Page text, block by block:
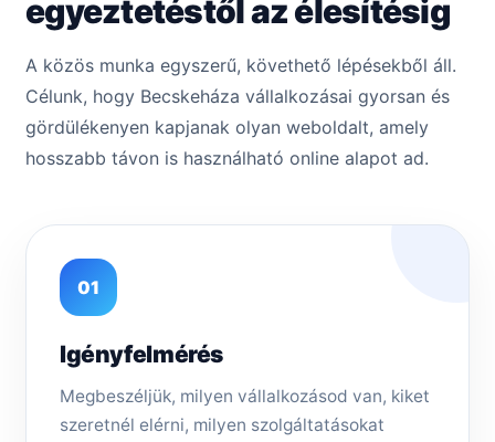
egyeztetéstől az élesítésig
A közös munka egyszerű, követhető lépésekből áll.
Célunk, hogy Becskeháza vállalkozásai gyorsan és
gördülékenyen kapjanak olyan weboldalt, amely
hosszabb távon is használható online alapot ad.
01
Igényfelmérés
Megbeszéljük, milyen vállalkozásod van, kiket
szeretnél elérni, milyen szolgáltatásokat